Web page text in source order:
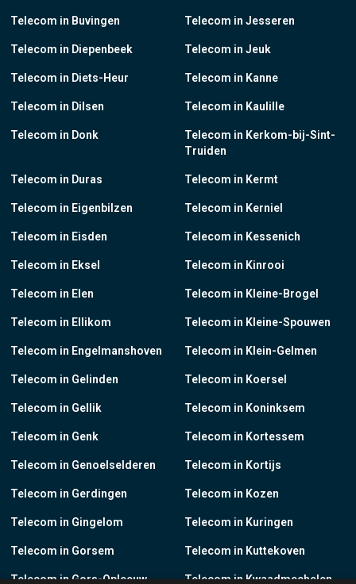
Telecom in Buvingen
Telecom in Diepenbeek
Telecom in Diets-Heur
Telecom in Dilsen
Telecom in Donk
Telecom in Duras
Telecom in Eigenbilzen
Telecom in Eisden
Telecom in Eksel
Telecom in Elen
Telecom in Ellikom
Telecom in Engelmanshoven
Telecom in Gelinden
Telecom in Gellik
Telecom in Genk
Telecom in Genoelselderen
Telecom in Gerdingen
Telecom in Gingelom
Telecom in Gorsem
Telecom in Gors-Opleeuw
Telecom in Jesseren
Telecom in Jeuk
Telecom in Kanne
Telecom in Kaulille
Telecom in Kerkom-bij-Sint-
Truiden
Telecom in Kermt
Telecom in Kerniel
Telecom in Kessenich
Telecom in Kinrooi
Telecom in Kleine-Brogel
Telecom in Kleine-Spouwen
Telecom in Klein-Gelmen
Telecom in Koersel
Telecom in Koninksem
Telecom in Kortessem
Telecom in Kortijs
Telecom in Kozen
Telecom in Kuringen
Telecom in Kuttekoven
Telecom in Kwaadmechelen